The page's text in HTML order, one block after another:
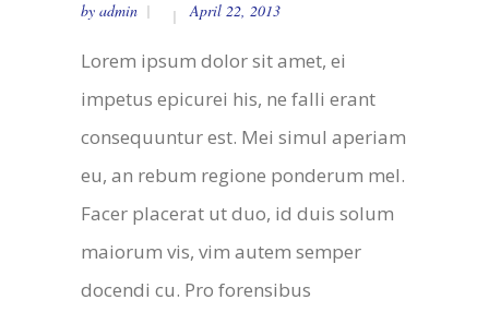
by admin April 22, 2013
Lorem ipsum dolor sit amet, ei
impetus epicurei his, ne falli erant
consequuntur est. Mei simul aperiam
eu, an rebum regione ponderum mel.
Facer placerat ut duo, id duis solum
maiorum vis, vim autem semper
docendi cu. Pro forensibus